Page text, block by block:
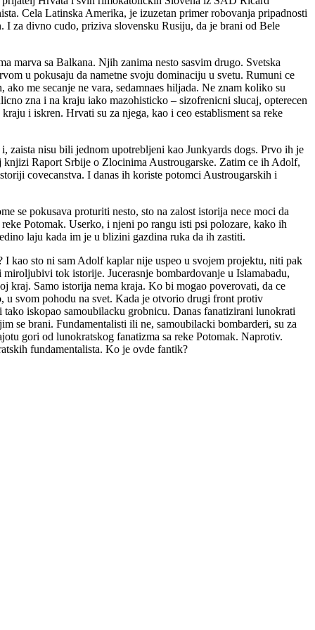
Cela Latinska Amerika, je izuzetan primer robovanja pripadnosti
za divno cudo, priziva slovensku Rusiju, da je brani od Bele
marva sa Balkana. Njih zanima nesto sasvim drugo. Svetska
u pokusaju da nametne svoju dominaciju u svetu. Rumuni ce
me secanje ne vara, sedamnaes hiljada. Ne znam koliko su
zna i na kraju iako mazohisticko – sizofrenicni slucaj, opterecen
i iskren. Hrvati su za njega, kao i ceo establisment sa reke
nisu bili jednom upotrebljeni kao Junkyards dogs. Prvo ih je
Raport Srbije o Zlocinima Austrougarske. Zatim ce ih Adolf,
covecanstva. I danas ih koriste potomci Austrougarskih i
se pokusava proturiti nesto, sto na zalost istorija nece moci da
Potomak. Userko, i njeni po rangu isti psi polozare, kako ih
laju kada im je u blizini gazdina ruka da ih zastiti.
I kao sto ni sam Adolf kaplar nije uspeo u svojem projektu, niti pak
tok istorije. Jucerasnje bombardovanje u Islamabadu,
kraj. Samo istorija nema kraja. Ko bi mogao poverovati, da ce
u svom pohodu na svet. Kada je otvorio drugi front protiv
iskopao samoubilacku grobnicu. Danas fanatizirani lunokrati
se brani. Fundamentalisti ili ne, samoubilacki bombarderi, su za
gori od lunokratskog fanatizma sa reke Potomak. Naprotiv.
fundamentalista. Ko je ovde fantik?